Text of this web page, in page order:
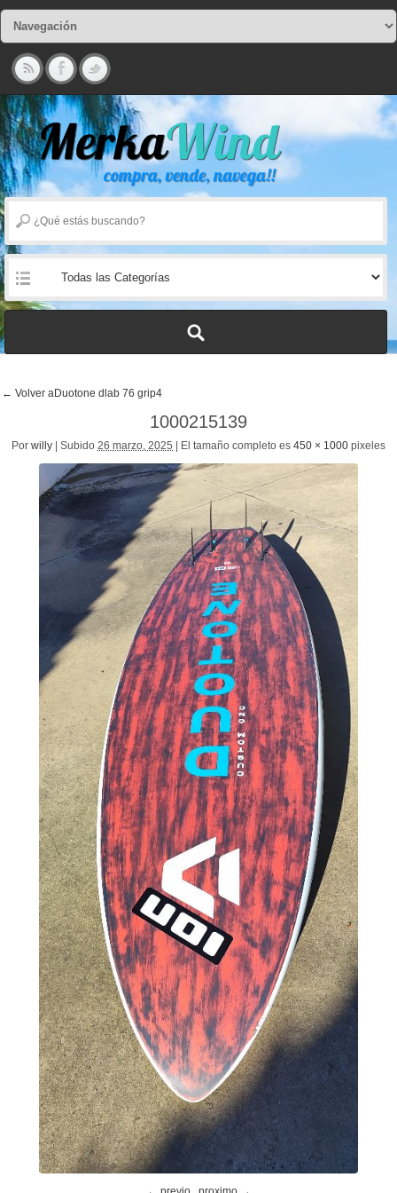
← Volver aDuotone dlab 76 grip4
1000215139
Por willy Subido 26 marzo, 2025 El tamaño completo es 450 × 1000 pixeles